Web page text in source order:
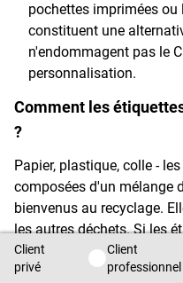
pochettes imprimées ou
constituent une
n'endommagent pas le
personnalisation.
Comment les
?
Papier, plastique, colle -
composées d'un mélange
bienvenus au recyclage.
les autres déchets. Si les
CD, ceux-ci peuvent être
recyclage, même si cette
Client
privé
Client privé / Client
Client
professionnel